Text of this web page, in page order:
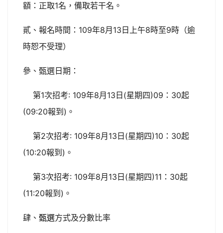
額：正取1名，備取若干名。
貳、報名時間： 109年8月 13 日上午8時至9時（逾
時恕不受理）
參、甄選日期：
第1次招考: 109年8月 13 日 (星期四)09 ： 30起
(09:20報到 ) 。
第2次招考: 109年8月 13 日 (星期四)10 ： 30起
(10:20報到 ) 。
第3次招考: 109年8月 13 日 (星期四)11 ： 30起
(11:20報到 ) 。
肆、 甄選方式及分數比率